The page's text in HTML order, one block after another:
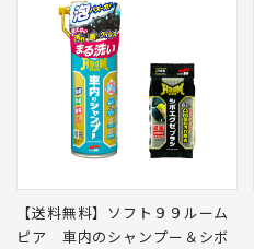
【送料無料】ソフト９９ルーム
ピア 車内のシャンプー＆シボ